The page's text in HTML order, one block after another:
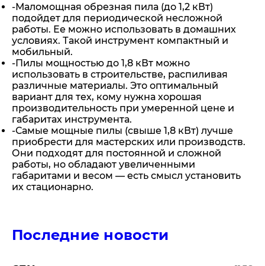
-Маломощная обрезная пила (до 1,2 кВт)
подойдет для периодической несложной
работы. Ее можно использовать в домашних
условиях. Такой инструмент компактный и
мобильный.
-Пилы мощностью до 1,8 кВт можно
использовать в строительстве, распиливая
различные материалы. Это оптимальный
вариант для тех, кому нужна хорошая
производительность при умеренной цене и
габаритах инструмента.
-Самые мощные пилы (свыше 1,8 кВт) лучше
приобрести для мастерских или производств.
Они подходят для постоянной и сложной
работы, но обладают увеличенными
габаритами и весом — есть смысл установить
их стационарно.
Последние новости